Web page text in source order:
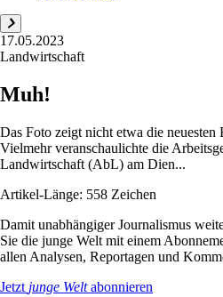
17.05.2023
Landwirtschaft
Muh!
Das Foto zeigt nicht etwa die
Vielmehr veranschaulichte die
Landwirtschaft (AbL) am Dien...
Artikel-Länge: 558 Zeichen
Damit unabhängiger Journalismus
Sie die junge Welt mit einem
allen Analysen, Reportagen und
Jetzt junge Weltabonnieren